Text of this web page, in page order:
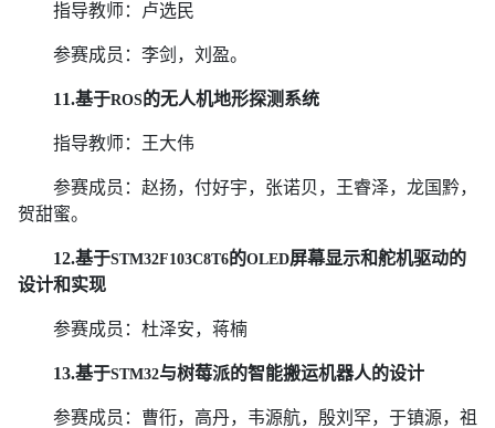
指导教师：卢选民
参赛成员：李剑，刘盈。
11.基于ROS的无人机地形探测系统
指导教师：王大伟
参赛成员：赵扬，付好宇，张诺贝，王睿泽，龙国黔，
贺甜蜜。
12.基于STM32F103C8T6的OLED屏幕显示和舵机驱动的
设计和实现
参赛成员：杜泽安，蒋楠
13.基于STM32与树莓派的智能搬运机器人的设计
参赛成员：曹衎，高丹，韦源航，殷刘罕，于镇源，祖